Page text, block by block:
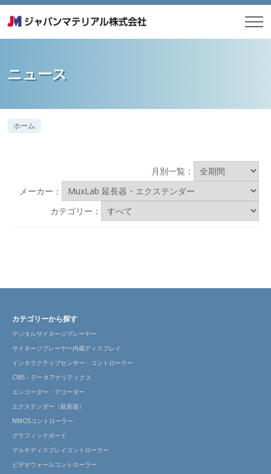
ニュース
ホーム
月別一覧：
メーカー：
カテゴリー：
カテゴリーから探す
デジタルサイネージプレーヤー
サイネージプレーヤー内蔵ディスプレイ
インタラクティブセンサー・コントローラー
CMS・データアナリティクス
エンコーダー・デコーダー
エクステンダー（延長器）
NMOSコントローラー
グラフィックボード
マルチディスプレイコントローラー
ビデオウォールコントローラー